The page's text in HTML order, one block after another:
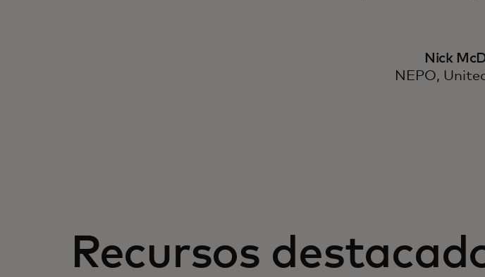
Nick
NEPO,
Recursos